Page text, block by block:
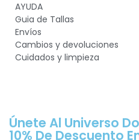
AYUDA
Guia de Tallas
Envíos
Cambios y devoluciones
Cuidados y limpieza
Únete Al Universo
10% De Descuento